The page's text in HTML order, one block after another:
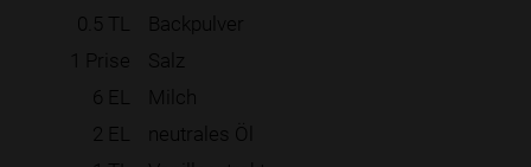
0.5 TL
Backpulver
1 Prise
Salz
6 EL
Milch
2 EL
neutrales Öl